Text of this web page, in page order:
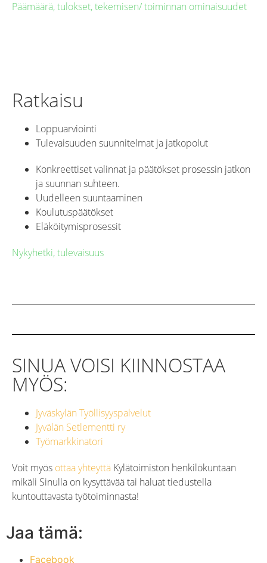
Päämäärä, tulokset, tekemisen/ toiminnan ominaisuudet
Ratkaisu
Loppuarviointi
Tulevaisuuden suunnitelmat ja jatkopolut
Konkreettiset valinnat ja päätökset prosessin jatkon
ja suunnan suhteen.
Uudelleen suuntaaminen
Koulutuspäätökset
Eläköitymisprosessit
Nykyhetki, tulevaisuus
SINUA VOISI KIINNOSTAA
MYÖS:
Jyväskylän Työllisyyspalvelut
Jyvälän Setlementti ry
Työmarkkinatori
Voit myös ottaa yhteyttä Kylätoimiston henkilökuntaan
mikäli Sinulla on kysyttävää tai haluat tiedustella
kuntouttavasta työtoiminnasta!
Jaa tämä:
Facebook